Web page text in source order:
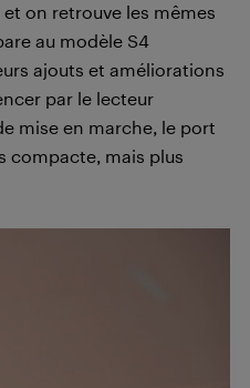
on retrouve les mêmes
au modèle S4
ajouts et améliorations
par le lecteur
mise en marche, le port
compacte, mais plus